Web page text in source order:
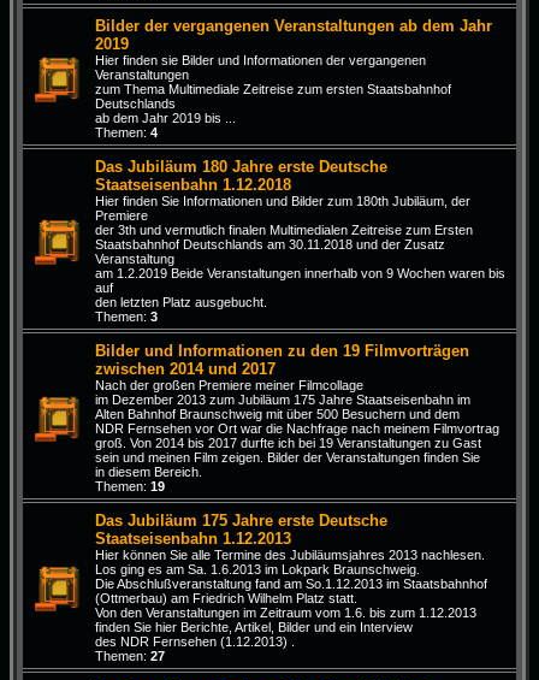
Bilder der vergangenen Veranstaltungen ab dem Jahr
2019
Hier finden sie Bilder und Informationen der vergangenen
Veranstaltungen
zum Thema Multimediale Zeitreise zum ersten Staatsbahnhof
Deutschlands
ab dem Jahr 2019 bis ...
Themen: 4
Das Jubiläum 180 Jahre erste Deutsche
Staatseisenbahn 1.12.2018
Hier finden Sie Informationen und Bilder zum 180th Jubiläum, der
Premiere
der 3th und vermutlich finalen Multimedialen Zeitreise zum Ersten
Staatsbahnhof Deutschlands am 30.11.2018 und der Zusatz
Veranstaltung
am 1.2.2019 Beide Veranstaltungen innerhalb von 9 Wochen waren bis
auf
den letzten Platz ausgebucht.
Themen: 3
Bilder und Informationen zu den 19 Filmvorträgen
zwischen 2014 und 2017
Nach der großen Premiere meiner Filmcollage
im Dezember 2013 zum Jubiläum 175 Jahre Staatseisenbahn im
Alten Bahnhof Braunschweig mit über 500 Besuchern und dem
NDR Fernsehen vor Ort war die Nachfrage nach meinem Filmvortrag
groß. Von 2014 bis 2017 durfte ich bei 19 Veranstaltungen zu Gast
sein und meinen Film zeigen. Bilder der Veranstaltungen finden Sie
in diesem Bereich.
Themen: 19
Das Jubiläum 175 Jahre erste Deutsche
Staatseisenbahn 1.12.2013
Hier können Sie alle Termine des Jubiläumsjahres 2013 nachlesen.
Los ging es am Sa. 1.6.2013 im Lokpark Braunschweig.
Die Abschlußveranstaltung fand am So.1.12.2013 im Staatsbahnhof
(Ottmerbau) am Friedrich Wilhelm Platz statt.
Von den Veranstaltungen im Zeitraum vom 1.6. bis zum 1.12.2013
finden Sie hier Berichte, Artikel, Bilder und ein Interview
des NDR Fernsehen (1.12.2013) .
Themen: 27